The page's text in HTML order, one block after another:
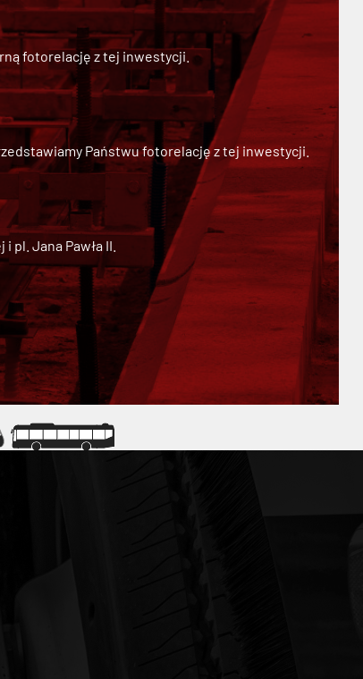
fotorelację z tej inwestycji.
Państwu fotorelację z tej inwestycji.
Jana Pawła II.